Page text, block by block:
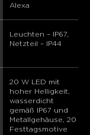
Alexa
Leuchten – IP67,
Netzteil – IP44
20 W LED mit
hoher Helligkeit,
wasserdicht
gemäß IP67 und
Metallgehäuse, 20
Festtagsmotive